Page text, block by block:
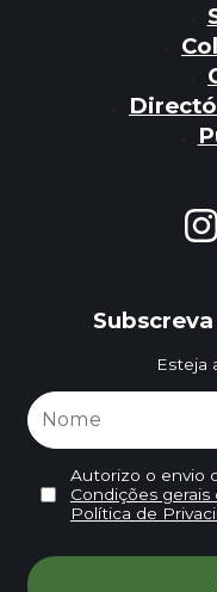
Esteja
Autorizo o envio
Condições
Política de